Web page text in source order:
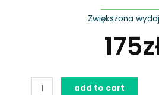
Zwiększona
175
Dysza
add to cart